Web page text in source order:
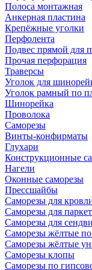
Полоса монтажная
Анкерная пластина
Крепёжные уголки
Перфолента
Подвес прямой для
Прочая перфорация
Траверсы
Уголок для
Уголок рамный по
Шинорейка
Проволока
Саморезы
Винты-конфирматы
Глухари
Конструкционные
Нагели
Оконные саморезы
Прессшайбы
Саморезы для
Саморезы для
Саморезы для
Саморезы жёлтые по
Саморезы жёлтые
Саморезы клопы
Саморезы по